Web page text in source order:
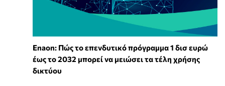
Enaon: Πώς το επενδυτικό πρόγραμμα 1 δισ ευρώ
έως το 2032 μπορεί να μειώσει τα τέλη χρήσης
δικτύου